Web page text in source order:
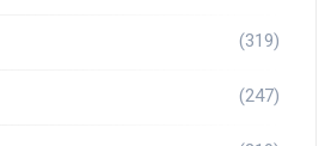
(319)
(247)